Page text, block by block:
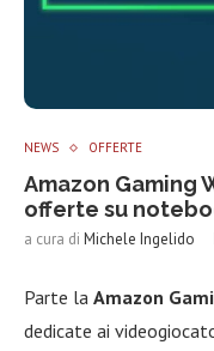
NEWS OFFERTE
Amazon Gaming
offerte su
a cura di Michele Ingelido
Parte la Amazon
dedicate ai